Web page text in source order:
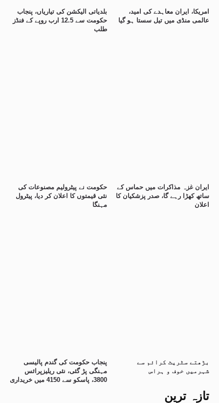
تازہ ترین
بلدیاتی الیکشن کی تیاریاں، پنجاب
حکومت سے 12.5 ارب روپے کے فنڈز
طلب
امریکا، ایران معاہدے کی امید،
عالمی منڈی میں تیل سستا ہو گیا
حکومت نے پیٹرولیم مصنوعات کی
نئی قیمتوں کا اعلان کر دیا، پیٹرول
مہنگا
ایران غزہ مذاکرات میں حماس کے
ساتھ کھڑا رہے گا، صدر پزشکیان کا
اعلان
پنجاب حکومت کی گندم پالیسی
مہنگی پڑ گئی، نئی ریلیزپرائس
3800، پاسکو سے 4150 میں خریداری
بڑھتے سٹریٹ کرائم سے
شہرمیں خوف و ہراس